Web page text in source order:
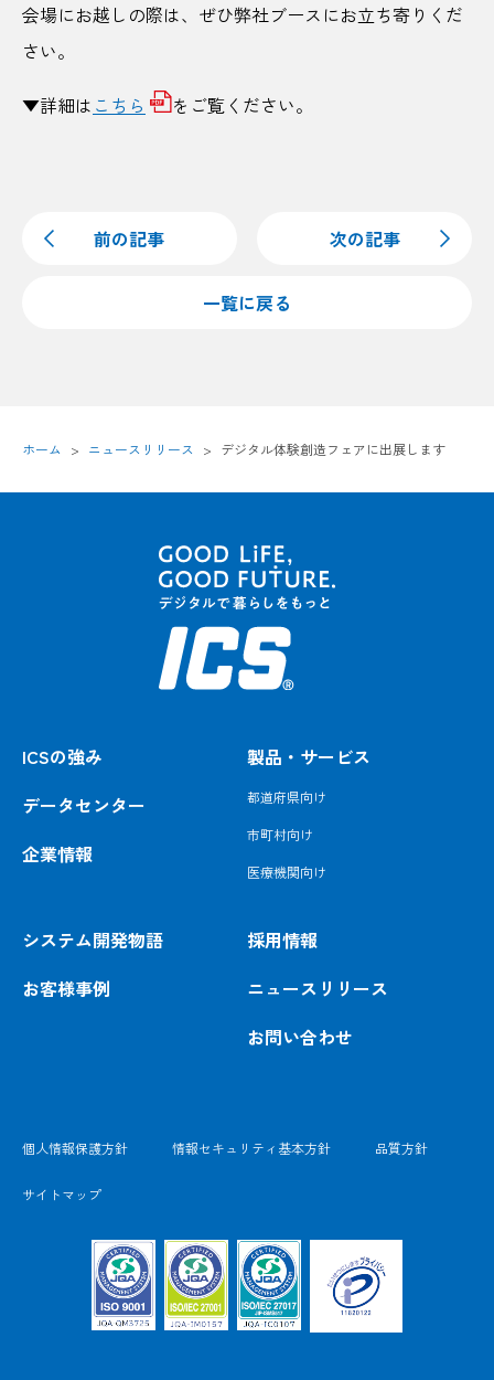
会場にお越しの際は、ぜひ弊社ブースにお立ち寄りくだ
さい。
▼詳細は こちら をご覧ください。
前の記事 次の記事
一覧に戻る
ホーム ニュースリリース デジタル体験創造フェアに出展します
ICSの強み
データセンター
企業情報
製品・サービス
都道府県向け
市町村向け
医療機関向け
システム開発物語
お客様事例
採用情報
ニュースリリース
お問い合わせ
個人情報保護方針 情報セキュリティ基本方針 品質方針
サイトマップ